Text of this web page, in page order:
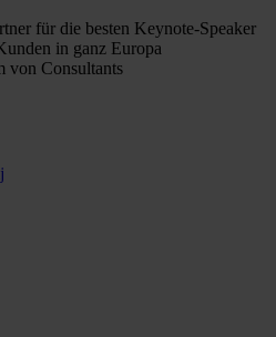
für die besten Keynote-Speaker
in ganz Europa
von Consultants